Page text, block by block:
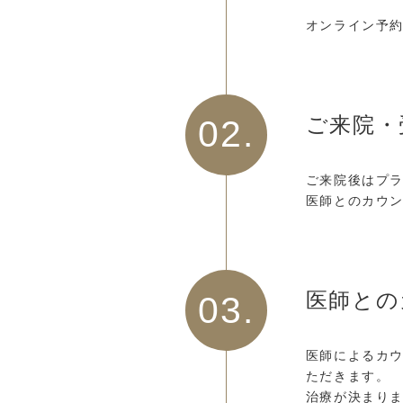
オンライン予
02. ご来院
ご来院後はプ
医師とのカウ
03. 医師と
医師によるカ
ただきます。
治療が決まり